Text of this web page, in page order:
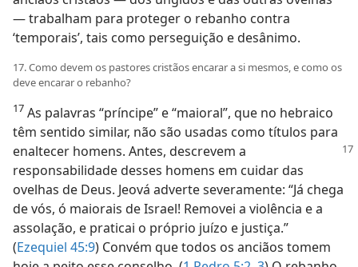
— trabalham para proteger o rebanho contra
‘temporais’, tais como perseguição e desânimo.
17. Como devem os pastores cristãos encarar a si mesmos, e como os
deve encarar o rebanho?
17 As palavras “príncipe” e “maioral”, que no hebraico
têm sentido similar, não são usadas como títulos para
enaltecer homens. Antes, descrevem a
responsabilidade desses homens em cuidar das
ovelhas de Deus. Jeová adverte severamente: “Já chega
de vós, ó maiorais de Israel! Removei a violência e a
assolação, e praticai o próprio juízo e justiça.”
(Ezequiel 45:9) Convém que todos os anciãos tomem